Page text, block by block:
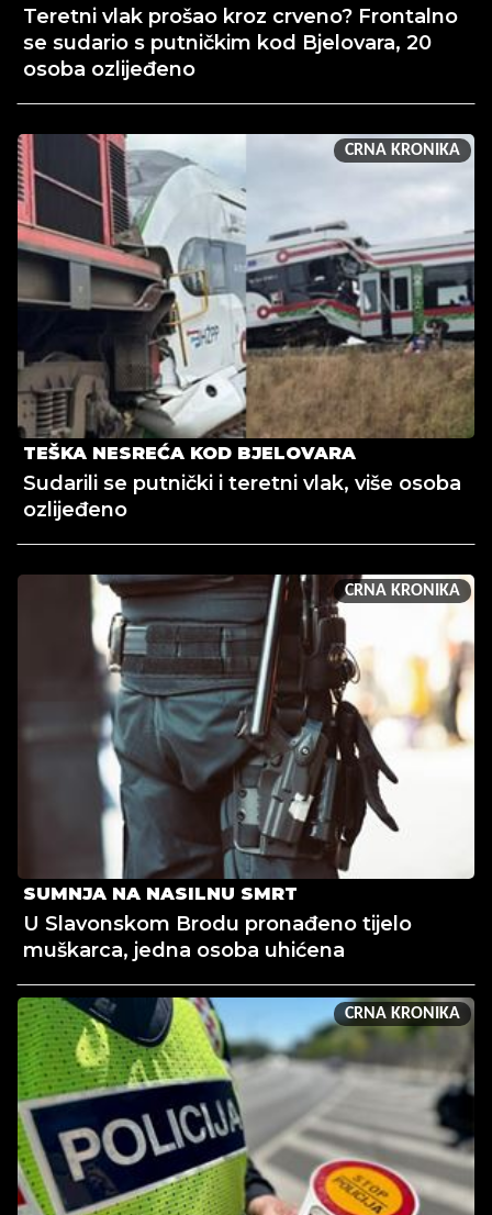
Teretni vlak prošao kroz crveno? Frontalno
se sudario s putničkim kod Bjelovara, 20
osoba ozlijeđeno
CRNA KRONIKA
TEŠKA NESREĆA KOD BJELOVARA
Sudarili se putnički i teretni vlak, više osoba
ozlijeđeno
CRNA KRONIKA
SUMNJA NA NASILNU SMRT
U Slavonskom Brodu pronađeno tijelo
muškarca, jedna osoba uhićena
CRNA KRONIKA